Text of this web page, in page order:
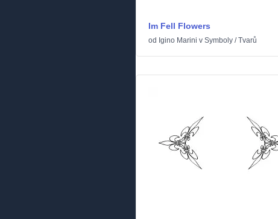
Im Fell Flowers
od Igino Marini v Symboly /Tvarů